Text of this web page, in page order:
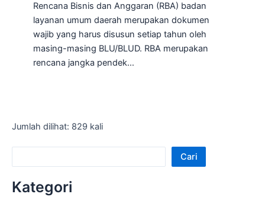
Rencana Bisnis dan Anggaran (RBA) badan
layanan umum daerah merupakan dokumen
wajib yang harus disusun setiap tahun oleh
masing-masing BLU/BLUD. RBA merupakan
rencana jangka pendek…
Jumlah dilihat: 829 kali
Cari
Kategori